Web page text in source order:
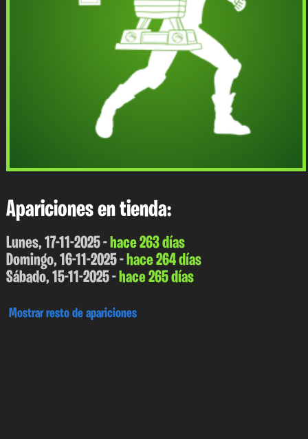
Apariciones en tienda:
Lunes, 17-11-2025 -hace 263 días
Domingo, 16-11-2025 -hace 264 días
Sábado, 15-11-2025 -hace 265 días
Mostrar resto de apariciones